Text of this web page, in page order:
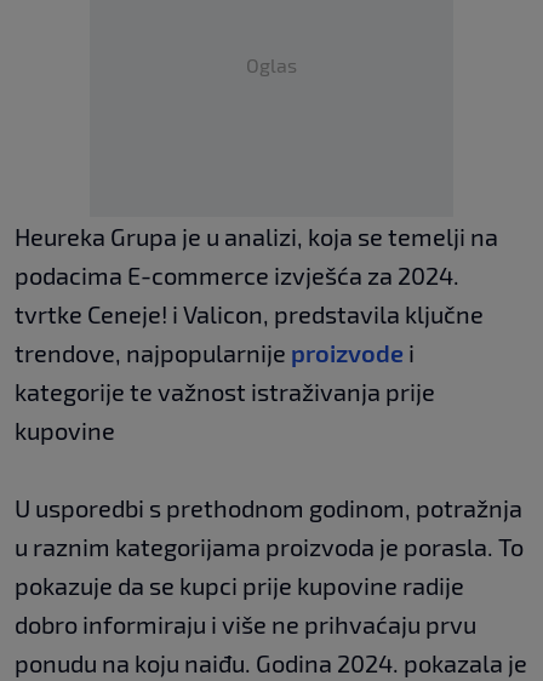
Oglas
Heureka Grupa je u analizi, koja se temelji na
podacima E-commerce izvješća za 2024.
tvrtke Ceneje! i Valicon, predstavila ključne
trendove, najpopularnije proizvode i
kategorije te važnost istraživanja prije
kupovine
U usporedbi s prethodnom godinom, potražnja
u raznim kategorijama proizvoda je porasla. To
pokazuje da se kupci prije kupovine radije
dobro informiraju i više ne prihvaćaju prvu
ponudu na koju naiđu. Godina 2024. pokazala je